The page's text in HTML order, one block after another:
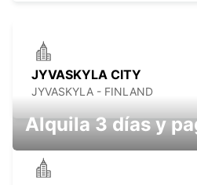
JYVASKYLA CITY
JYVASKYLA - FINLAND
Alquila 3 días y